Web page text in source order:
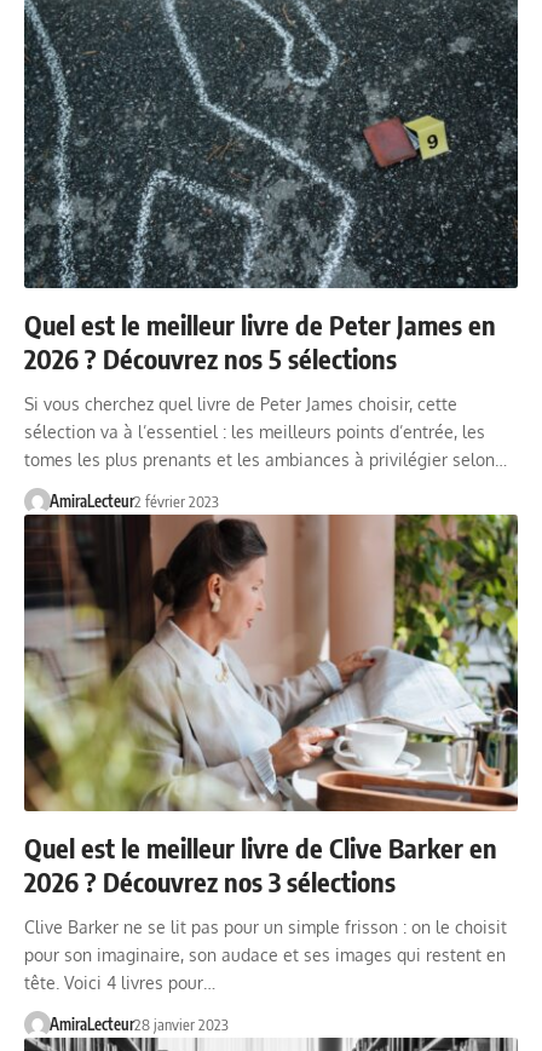
Quel est le meilleur livre de Peter James en
2026 ? Découvrez nos 5 sélections
Si vous cherchez quel livre de Peter James choisir, cette
sélection va à l’essentiel : les meilleurs points d’entrée, les
tomes les plus prenants et les ambiances à privilégier selon…
AmiraLecteur2 février 2023
Quel est le meilleur livre de Clive Barker en
2026 ? Découvrez nos 3 sélections
Clive Barker ne se lit pas pour un simple frisson : on le choisit
pour son imaginaire, son audace et ses images qui restent en
tête. Voici 4 livres pour…
AmiraLecteur28 janvier 2023